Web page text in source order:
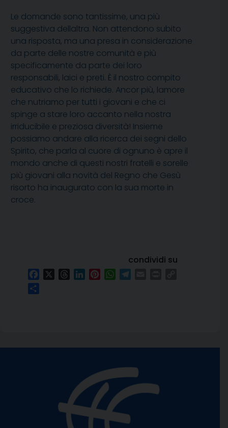
Le domande sono tantissime, una più
suggestiva dellaltra. Non attendono subito
una risposta, ma una presa in considerazione
da parte delle nostre comunità e più
specificamente da parte dei loro
responsabili, laici e preti. È il nostro compito
educativo che lo richiede. Ancor più, lamore
che nutriamo per tutti i giovani e che ci
spinge a stare loro accanto nella nostra
irriducibile e preziosa diversità! Insieme
possiamo andare alla ricerca dei segni dello
Spirito, che parla al cuore di ognuno è apre il
mondo anche di questi nostri fratelli e sorelle
più giovani alla novità del Regno che Gesù
risorto ha inaugurato con la sua morte in
croce.
condividi su
FacebookThreadsLinkedInPinterestWhatsApp